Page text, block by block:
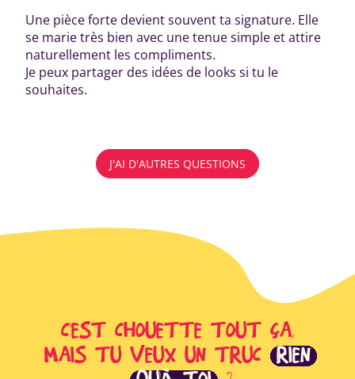
Une pièce forte devient souvent ta signature. Elle
se marie très bien avec une tenue simple et attire
naturellement les compliments.
Je peux partager des idées de looks si tu le
souhaites.
J'AI D'AUTRES QUESTIONS
C'EST CHOUETTE TOUT ÇA,
MAIS TU VEUX UN TRUC
RIEN